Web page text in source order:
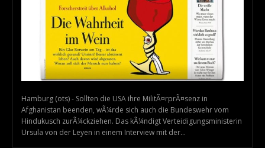
Hamburg (ots) - Sollten die USA ihre MilitÃ¤rprÃ¤senz in
Afghanistan beenden, wÃ¼rde sich auch die Bundeswehr vom
Hindukusch zurÃ¼ckziehen. Das kÃ¼ndigt Verteidigungsministerin
Ursula von der Leyen in einem Interview mit der...